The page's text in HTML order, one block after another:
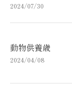
2024/07/30
動物供養歳
2024/04/08